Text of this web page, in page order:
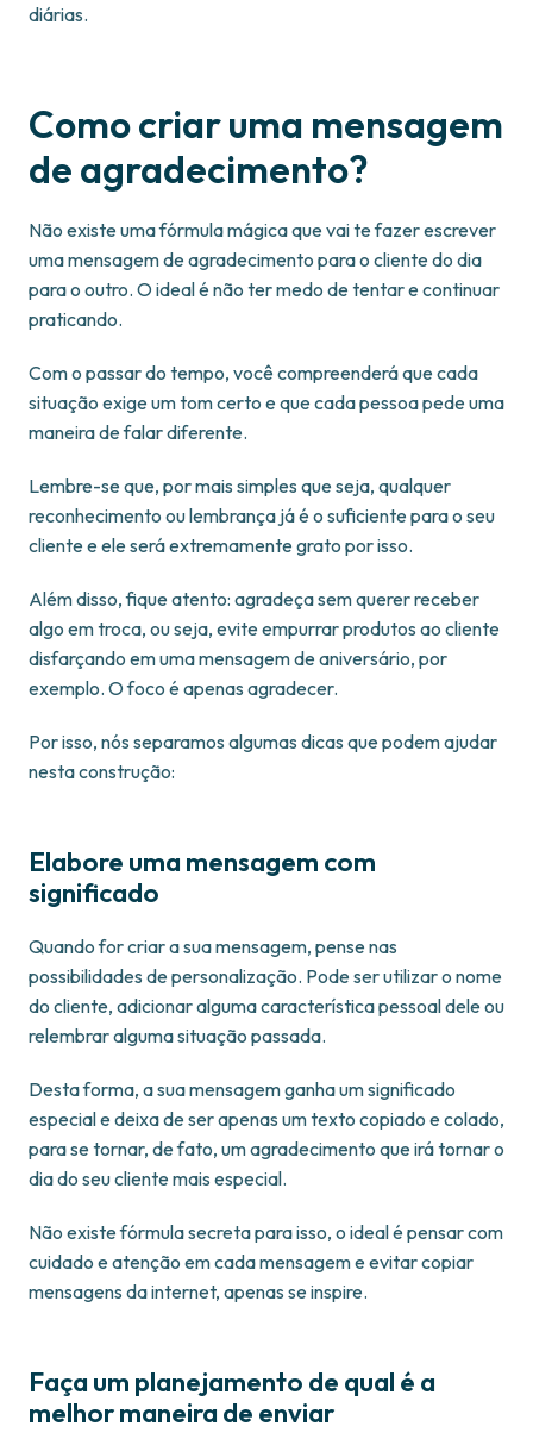
diárias.
Como criar uma mensagem
de agradecimento?
Não existe uma fórmula mágica que vai te fazer escrever
uma mensagem de agradecimento para o cliente do dia
para o outro. O ideal é não ter medo de tentar e continuar
praticando.
Com o passar do tempo, você compreenderá que cada
situação exige um tom certo e que cada pessoa pede uma
maneira de falar diferente.
Lembre-se que, por mais simples que seja, qualquer
reconhecimento ou lembrança já é o suficiente para o seu
cliente e ele será extremamente grato por isso.
Além disso, fique atento: agradeça sem querer receber
algo em troca, ou seja, evite empurrar produtos ao cliente
disfarçando em uma mensagem de aniversário, por
exemplo. O foco é apenas agradecer.
Por isso, nós separamos algumas dicas que podem ajudar
nesta construção:
Elabore uma mensagem com
significado
Quando for criar a sua mensagem, pense nas
possibilidades de personalização. Pode ser utilizar o nome
do cliente, adicionar alguma característica pessoal dele ou
relembrar alguma situação passada.
Desta forma, a sua mensagem ganha um significado
especial e deixa de ser apenas um texto copiado e colado,
para se tornar, de fato, um agradecimento que irá tornar o
dia do seu cliente mais especial.
Não existe fórmula secreta para isso, o ideal é pensar com
cuidado e atenção em cada mensagem e evitar copiar
mensagens da internet, apenas se inspire.
Faça um planejamento de qual é a
melhor maneira de enviar